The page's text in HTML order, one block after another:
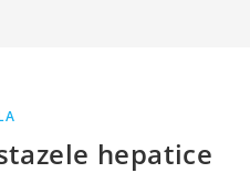
hepatice